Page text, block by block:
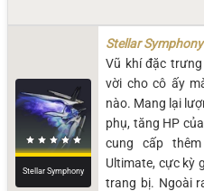
Stellar Symphony
Stellar
Vũ khí đặc trưng
vời cho cô ấy
nào. Mang lại
phụ, tăng HP
cung cấp
Ultimate, cực kỳ
trang bị. Ngoài